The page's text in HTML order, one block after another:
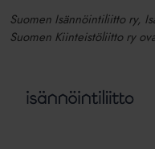
Suomen Isännöintiliitto ry,
Suomen Kiinteistöliitto ry